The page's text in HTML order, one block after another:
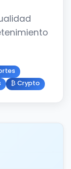
₿ Crypto